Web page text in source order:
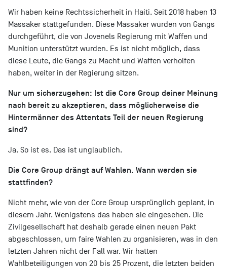
Wir haben keine Rechtssicherheit in Haiti. Seit 2018 haben 13
Massaker stattgefunden. Diese Massaker wurden von Gangs
durchgeführt, die von Jovenels Regierung mit Waffen und
Munition unterstützt wurden. Es ist nicht möglich, dass
diese Leute, die Gangs zu Macht und Waffen verholfen
haben, weiter in der Regierung sitzen.
Nur um sicherzugehen: Ist die Core Group deiner Meinung
nach bereit zu akzeptieren, dass möglicherweise die
Hintermänner des Attentats Teil der neuen Regierung
sind?
Ja. So ist es. Das ist unglaublich.
Die Core Group drängt auf Wahlen. Wann werden sie
stattfinden?
Nicht mehr, wie von der Core Group ursprünglich geplant, in
diesem Jahr. Wenigstens das haben sie eingesehen. Die
Zivilgesellschaft hat deshalb gerade einen neuen Pakt
abgeschlossen, um faire Wahlen zu organisieren, was in den
letzten Jahren nicht der Fall war. Wir hatten
Wahlbeteiligungen von 20 bis 25 Prozent, die letzten beiden